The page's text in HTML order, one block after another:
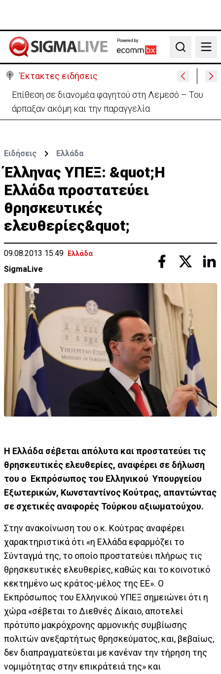
Powered by:
Search
Έκτακτες ειδήσεις
Ο στρατηγός του Τραμπ «αναζητά διέξοδο» από τον
πόλεμο με το Ιράν
Ειδήσεις Ελλάδα
Έλληνας ΥΠΕΞ: &quot;Η
Ελλάδα προστατεύει
θρησκευτικές
ελευθερίες&quot;
09.08.2013 15:49 Ελλάδα
SigmaLive
Η Ελλάδα σέβεται απόλυτα και προστατεύει τις
θρησκευτικές ελευθερίες, αναφέρει σε δήλωση
του ο Εκπρόσωπος του Ελληνικού Υπουργείου
Εξωτερικών, Κωνσταντίνος Κούτρας, απαντώντας
σε σχετικές αναφορές Τούρκου αξιωματούχου.
Στην ανακοίνωση του ο κ. Κούτρας αναφέρει
χαρακτηριστικά ότι «η Ελλάδα εφαρμόζει το
Σύνταγμά της, το οποίο προστατεύει πλήρως τις
θρησκευτικές ελευθερίες, καθώς και το κοινοτικό
κεκτημένο ως κράτος-μέλος της ΕΕ». Ο
Εκπρόσωπος του Ελληνικού ΥΠΕΞ σημειώνει ότι η
χώρα «σέβεται το Διεθνές Δίκαιο, αποτελεί
πρότυπο μακρόχρονης αρμονικής συμβίωσης
πολιτών ανεξαρτήτως θρησκεύματος, και, βεβαίως,
δεν διαπραγματεύεται με κανέναν την τήρηση της
νομιμότητας στην επικράτειά της» και